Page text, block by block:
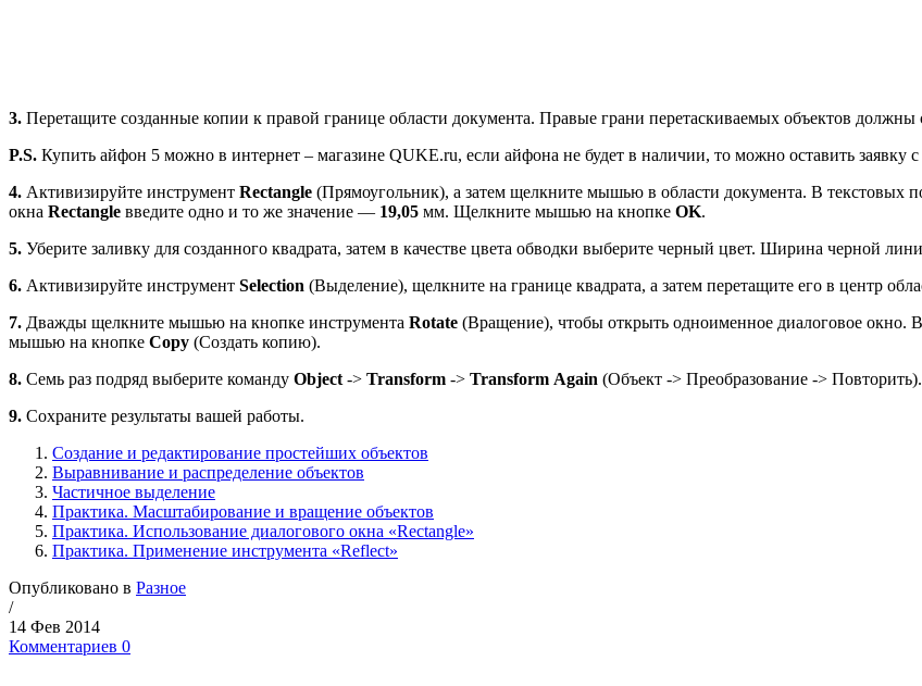
3. Перетащите созданные копии к правой границе области документа. Правые грани перетаскиваемых объектов должны
P.S. Купить айфон 5 можно в интернет – магазине QUKE.ru, если айфона не будет в наличии, то можно оставить заявку
4. Активизируйте инструмент Rectangle (Прямоугольник), а затем щелкните мышью в области документа. В текстовых
окна Rectangle введите одно и то же значение — 19,05 мм. Щелкните мышью на кнопке OK.
5. Уберите заливку для созданного квадрата, затем в качестве цвета обводки выберите черный цвет. Ширина черной
6. Активизируйте инструмент Selection (Выделение), щелкните на границе квадрата, а затем перетащите его в центр
7. Дважды щелкните мышью на кнопке инструмента Rotate (Вращение), чтобы открыть одноименное диалоговое окно.
мышью на кнопке Copy (Создать копию).
8. Семь раз подряд выберите команду Object -> Transform -> Transform Again (Объект -> Преобразование -> Повторить).
9. Сохраните результаты вашей работы.
Создание и редактирование простейших объектов
Выравнивание и распределение объектов
Частичное выделение
Практика. Масштабирование и вращение объектов
Практика. Использование диалогового окна «Rectangle»
Практика. Применение инструмента «Reflect»
Опубликовано в Разное
/
14 Фев 2014
Комментариев 0